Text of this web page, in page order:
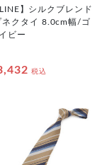
LINE】シルクブレンド
ネクタイ 8.0cm幅/ゴ
ビー
税込